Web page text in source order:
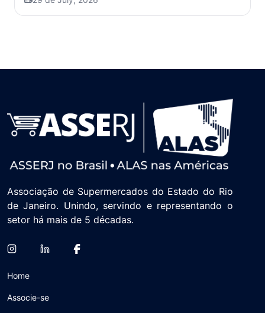
Associação de Supermercados do Estado do Rio
de Janeiro. Unindo, servindo e representando o
setor há mais de 5 décadas.
Home
Associe-se